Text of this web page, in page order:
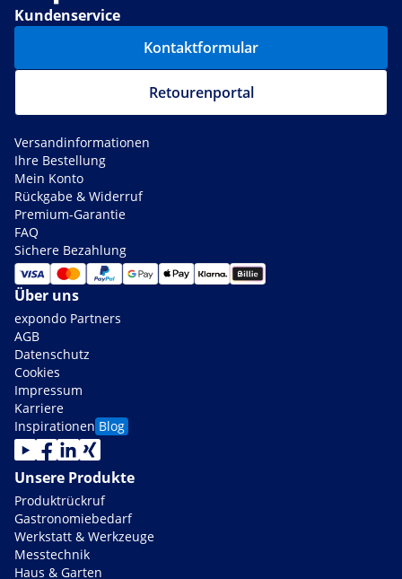
Kundenservice
Kontaktformular
Retourenportal
Versandinformationen
Ihre Bestellung
Mein Konto
Rückgabe & Widerruf
Premium-Garantie
FAQ
Sichere Bezahlung
Über uns
expondo Partners
AGB
Datenschutz
Cookies
Impressum
Karriere
Inspirationen Blog
Unsere Produkte
Produktrückruf
Gastronomiebedarf
Werkstatt & Werkzeuge
Messtechnik
Haus & Garten